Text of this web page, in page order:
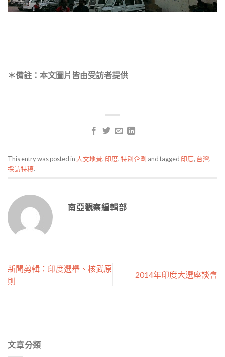
＊備註：本文圖片皆由受訪者提供
This entry was posted in 人文地景, 印度,特別企劃 and tagged 印度, 台灣,
採訪特稿.
南亞觀察編輯部
新聞剪輯：印度選舉、核武原
則
2014年印度大選座談會
文章分類